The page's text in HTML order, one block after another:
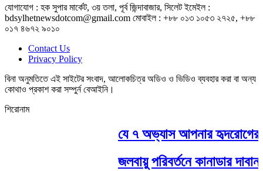
যোগাযোগ : হক সুপার মার্কেট, ৩য় তলা, পূর্ব জিন্দাবাজার, সিলেট ইমেইল :
bdsylhetnewsdotcom@gmail.com মোবাইল : +৮৮ ০১৩ ১০৫৩ ২৭২৫, +৮৮
০১৭ ৪৬৭২ ৯০১০
Contact Us
Privacy Policy
বিনা অনুমতিতে এই সাইটের সংবাদ, আলোকচিত্র অডিও ও ভিডিও ব্যবহার করা বা অন্য
কোথাও প্রকাশ করা সম্পুর্ন বেআইনি।
শিরোনাম
যে ৭ অভ্যাস আপনার হৃদরোগের
জলবায়ু পরিবর্তনে কানাডার